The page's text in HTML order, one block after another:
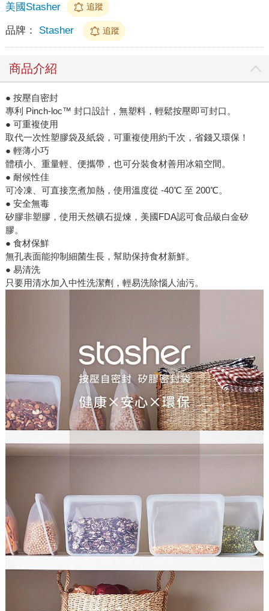
美國Stasher
追蹤
品牌： Stasher 追蹤
商品介紹
● 按壓自密封
專利 Pinch-loc™ 封口設計，無塑料，輕鬆按壓即可封口。
● 可重複使用
取代一次性塑膠袋及紙袋，可重複使用約千次，省錢又環保！
● 輕薄小巧
體積小、重量輕、便攜帶，也可分裝食材善用冰箱空間。
● 耐候性佳
可冷凍、可直接烹煮加熱，使用溫度從 -40℃ 至 200℃。
● 安全無毒
矽膠非塑膠，使用天然礦石提煉，美國FDA認可食品級白金矽
膠。
● 食材保鮮
無孔表面能抑制細菌生長，幫助保持食材新鮮。
● 易清洗
只要用清水加入中性洗潔劑，輕易洗除惱人油污。